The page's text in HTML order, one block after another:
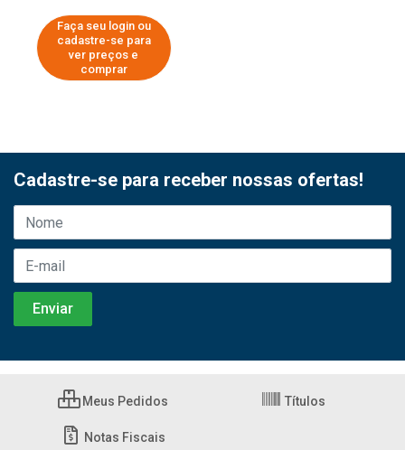
Faça seu login ou
cadastre-se para
ver preços e
comprar
Cadastre-se para receber nossas ofertas!
Meus Pedidos Títulos
Notas Fiscais